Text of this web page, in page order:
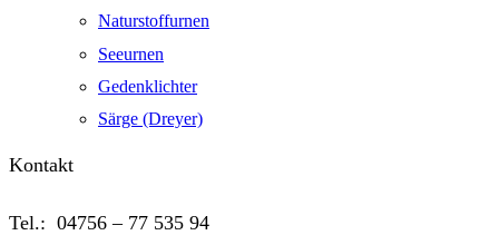
Naturstoffurnen
Seeurnen
Gedenklichter
Särge (Dreyer)
Kontakt
Tel.: 04756 – 77 535 94